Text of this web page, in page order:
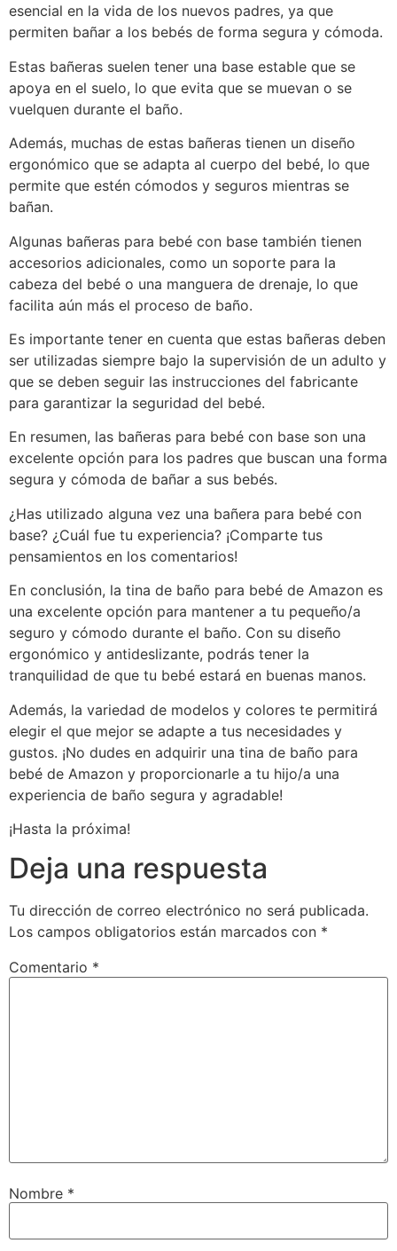
esencial en la vida de los nuevos padres, ya que
permiten bañar a los bebés de forma segura y cómoda.
Estas bañeras suelen tener una base estable que se
apoya en el suelo, lo que evita que se muevan o se
vuelquen durante el baño.
Además, muchas de estas bañeras tienen un diseño
ergonómico que se adapta al cuerpo del bebé, lo que
permite que estén cómodos y seguros mientras se
bañan.
Algunas bañeras para bebé con base también tienen
accesorios adicionales, como un soporte para la
cabeza del bebé o una manguera de drenaje, lo que
facilita aún más el proceso de baño.
Es importante tener en cuenta que estas bañeras deben
ser utilizadas siempre bajo la supervisión de un adulto y
que se deben seguir las instrucciones del fabricante
para garantizar la seguridad del bebé.
En resumen, las bañeras para bebé con base son una
excelente opción para los padres que buscan una forma
segura y cómoda de bañar a sus bebés.
¿Has utilizado alguna vez una bañera para bebé con
base? ¿Cuál fue tu experiencia? ¡Comparte tus
pensamientos en los comentarios!
En conclusión, la tina de baño para bebé de Amazon es
una excelente opción para mantener a tu pequeño/a
seguro y cómodo durante el baño. Con su diseño
ergonómico y antideslizante, podrás tener la
tranquilidad de que tu bebé estará en buenas manos.
Además, la variedad de modelos y colores te permitirá
elegir el que mejor se adapte a tus necesidades y
gustos. ¡No dudes en adquirir una tina de baño para
bebé de Amazon y proporcionarle a tu hijo/a una
experiencia de baño segura y agradable!
¡Hasta la próxima!
Deja una respuesta
Tu dirección de correo electrónico no será publicada.
Los campos obligatorios están marcados con *
Comentario *
Nombre *